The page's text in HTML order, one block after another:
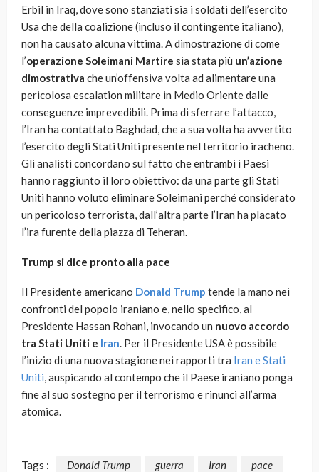
Erbil in Iraq, dove sono stanziati sia i soldati dell’esercito
Usa che della coalizione (incluso il contingente italiano),
non ha causato alcuna vittima. A dimostrazione di come
l’operazione Soleimani Martire sia stata più un’azione
dimostrativa che un’offensiva volta ad alimentare una
pericolosa escalation militare in Medio Oriente dalle
conseguenze imprevedibili. Prima di sferrare l’attacco,
l’Iran ha contattato Baghdad, che a sua volta ha avvertito
l’esercito degli Stati Uniti presente nel territorio iracheno.
Gli analisti concordano sul fatto che entrambi i Paesi
hanno raggiunto il loro obiettivo: da una parte gli Stati
Uniti hanno voluto eliminare Soleimani perché considerato
un pericoloso terrorista, dall’altra parte l’Iran ha placato
l’ira furente della piazza di Teheran.
Trump si dice pronto alla pace
Il Presidente americano Donald Trump tende la mano nei
confronti del popolo iraniano e, nello specifico, al
Presidente Hassan Rohani, invocando un nuovo accordo
tra Stati Uniti e Iran. Per il Presidente USA è possibile
l’inizio di una nuova stagione nei rapporti tra Iran e Stati
Uniti, auspicando al contempo che il Paese iraniano ponga
fine al suo sostegno per il terrorismo e rinunci all’arma
atomica.
Tags : Donald Trump guerra Iran pace